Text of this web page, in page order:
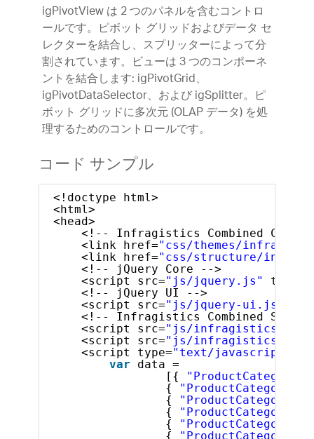
igPivotView は 2 つのパネルを含むコントロ
ールです。ピボット グリッドおよびデータ セ
レクターを結合し、スプリッターによって分
割されています。ビューは 3 つのコンポーネ
ントを結合します: igPivotGrid、
igPivotDataSelector、および igSplitter。ピ
ボット グリッドに多次元 (OLAP データ) を処
理するためのコントロールです。
コード サンプル
<!doctype html>
<html>
<head>
<!-- Infragistics Combined CSS --
<link href="css/themes/
<link href="css/structure/
<!-- jQuery Core -->
<script src="js/jquery.js" type=
<!-- jQuery UI -->
<script src="js/jquery-ui.js"
<!-- Infragistics Combined
<script src="js/
<script src="js/
<script type="text/javascript"
var
data =
[{
"ProductCategory"
{
"ProductCategory"
{
"ProductCategory"
{
"ProductCategory"
{
"ProductCategory"
{
"ProductCategory"